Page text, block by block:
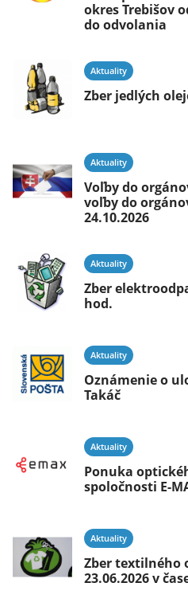
okres Trebišov
do odvolania
Aktuality
Zber jedlých
Aktuality
Voľby do
voľby do
24.10.2026
Aktuality
Zber
hod.
Aktuality
Oznámenie o
Takáč
Aktuality
Ponuka
spoločnosti E-
Aktuality
Zber textilného
23.06.2026 v